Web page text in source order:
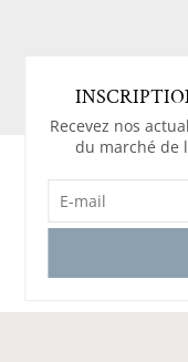
Recevez nos
du marché de
E-
MAIL